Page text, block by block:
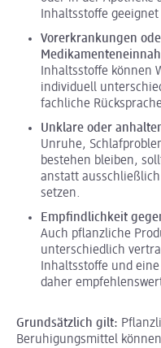
Inhaltsstoffe geeignet
Vorerkrankungen
Inhaltsstoffe können
individuell
fachliche
Unklare oder
Unruhe,
bestehen bleiben,
anstatt
setzen.
Empfindlichkeit
Auch pflanzliche
unterschiedlich
Inhaltsstoffe und
daher
Grundsätzlich gilt:
Beruhigungsmittel